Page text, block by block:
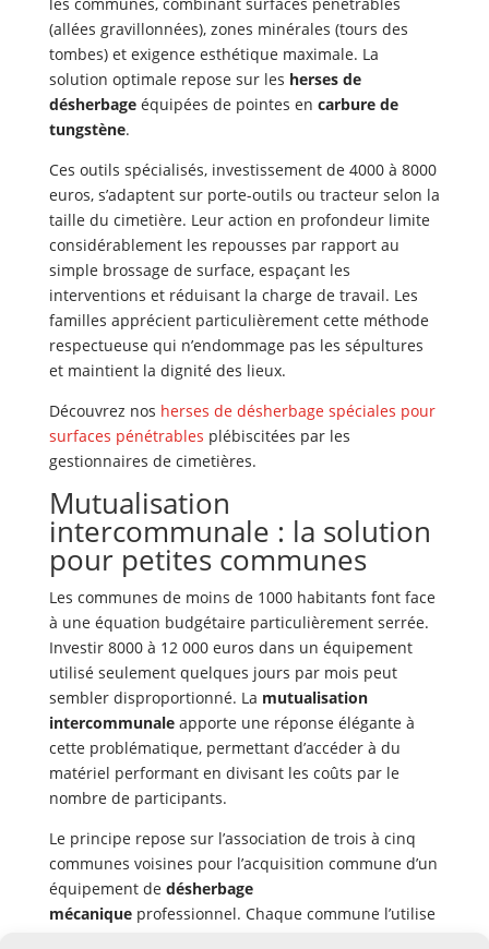
(allées gravillonnées), zones minérales (tours des
tombes) et exigence esthétique maximale. La
solution optimale repose sur les herses de
désherbageéquipées de pointes en carbure de
tungstène.
Ces outils spécialisés, investissement de 4000 à 8000
euros, s’adaptent sur porte-outils ou tracteur selon la
taille du cimetière. Leur action en profondeur limite
considérablement les repousses par rapport au
simple brossage de surface, espaçant les
interventions et réduisant la charge de travail. Les
familles apprécient particulièrement cette méthode
respectueuse qui n’endommage pas les sépultures
et maintient la dignité des lieux.
Découvrez nos herses de désherbage spéciales pour
surfaces pénétrables plébiscitées par les
gestionnaires de cimetières.
Mutualisation
intercommunale : la solution
pour petites communes
Les communes de moins de 1000 habitants font face
à une équation budgétaire particulièrement serrée.
Investir 8000 à 12 000 euros dans un équipement
utilisé seulement quelques jours par mois peut
sembler disproportionné. La mutualisation
intercommunaleapporte une réponse élégante à
cette problématique, permettant d’accéder à du
matériel performant en divisant les coûts par le
nombre de participants.
Le principe repose sur l’association de trois à cinq
communes voisines pour l’acquisition commune d’un
équipement de désherbage
mécaniqueprofessionnel. Chaque commune l’utilise